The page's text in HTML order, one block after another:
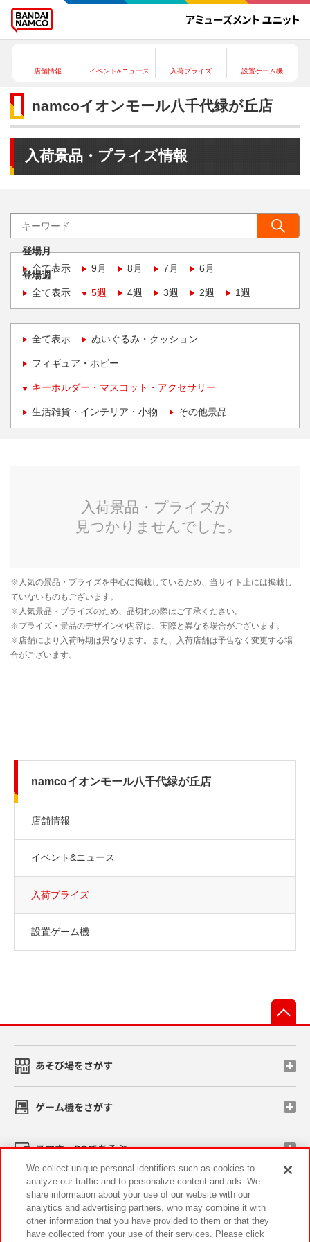
店舗情報 イベント&ニュース 入荷プライズ 設置ゲーム機
namcoイオンモール八千代緑が丘店
入荷景品・プライズ情報
登場月
全て表示
9月 8月 7月 6月
登場週
全て表示
5週 4週 3週 2週 1週
全て表示 ぬいぐるみ・クッション
フィギュア・ホビー
キーホルダー・マスコット・アクセサリー
生活雑貨・インテリア・小物 その他景品
namcoイオンモール八千代緑が丘店
店舗情報
イベント&ニュース
入荷プライズ
設置ゲーム機
あそび場をさがす
ゲーム機をさがす
スマホ・PCであそぶ
イベント・キャンペーン
We collect unique personal identifiers such as cookies to
analyze our traffic and to personalize content and ads. We
share information about your use of our website with our
analytics and advertising partners, who may combine it with
other information that you have provided to them or that they
have collected from your use of their services. Please click